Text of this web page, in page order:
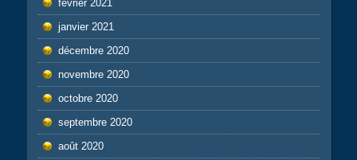
février 2021
janvier 2021
décembre 2020
novembre 2020
octobre 2020
septembre 2020
août 2020